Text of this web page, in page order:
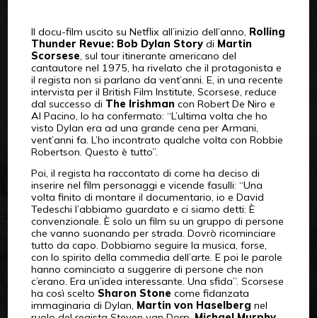
Il docu-film uscito su Netflix all’inizio dell’anno, Rolling
Thunder Revue: Bob Dylan Storydi Martin
Scorsese, sul tour itinerante americano del
cantautore nel 1975, ha rivelato che il protagonista e
il regista non si parlano da vent’anni. E, in una recente
intervista per il British Film Institute, Scorsese, reduce
dal successo di The Irishman con Robert De Niro e
Al Pacino, lo ha confermato: “L’ultima volta che ho
visto Dylan era ad una grande cena per Armani,
vent’anni fa. L’ho incontrato qualche volta con Robbie
Robertson. Questo è tutto”.
Poi, il regista ha raccontato di come ha deciso di
inserire nel film personaggi e vicende fasulli: “Una
volta finito di montare il documentario, io e David
Tedeschi l’abbiamo guardato e ci siamo detti: È
convenzionale. È solo un film su un gruppo di persone
che vanno suonando per strada. Dovrò ricominciare
tutto da capo. Dobbiamo seguire la musica, forse,
con lo spirito della commedia dell’arte. E poi le parole
hanno cominciato a suggerire di persone che non
c’erano. Era un’idea interessante. Una sfida”. Scorsese
ha così scelto Sharon Stone come fidanzata
immaginaria di Dylan, Martin von Haselberg nel